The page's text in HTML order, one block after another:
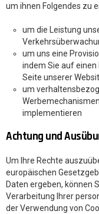
um ihnen Folgendes zu
um die Leistung
um uns eine
indem Sie auf einen
Seite unserer
um
implementieren
Achtung und
Um Ihre Rechte
europäischen
Daten ergeben, können
Verarbeitung Ihrer
der Verwendung von